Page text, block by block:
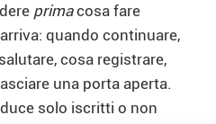
primacosa fare
quando continuare,
cosa registrare,
una porta aperta.
solo iscritti o non